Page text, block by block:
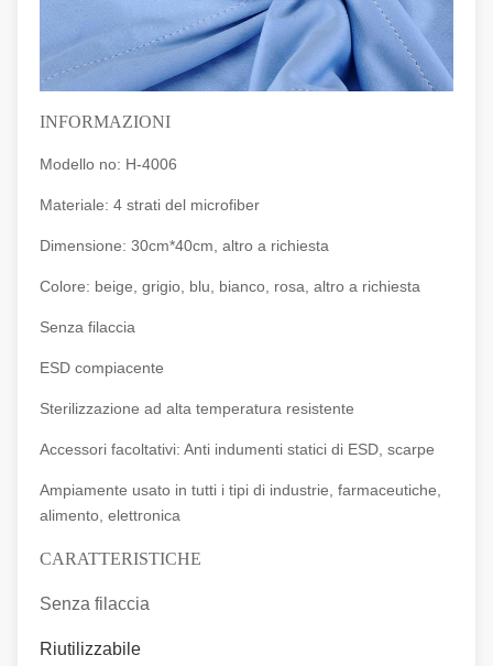
INFORMAZIONI
Modello no: H-4006
Materiale: 4 strati del microfiber
Dimensione: 30cm*40cm, altro a richiesta
Colore: beige, grigio, blu, bianco, rosa, altro a richiesta
Senza filaccia
ESD compiacente
Sterilizzazione ad alta temperatura resistente
Accessori facoltativi: Anti indumenti statici di ESD, scarpe
Ampiamente usato in tutti i tipi di industrie, farmaceutiche,
alimento, elettronica
CARATTERISTICHE
Senza filaccia
Riutilizzabile